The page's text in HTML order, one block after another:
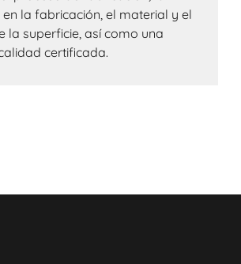
en la fabricación, el material y el
la superficie, así como una
certificada.